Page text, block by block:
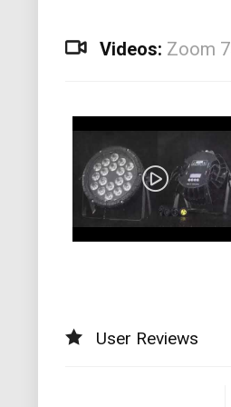
Videos: Zoom
User Reviews